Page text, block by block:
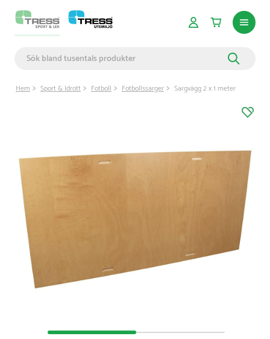
Hem Sport & Idrott Fotboll Fotbollssarger Sargvägg 2 x 1 meter